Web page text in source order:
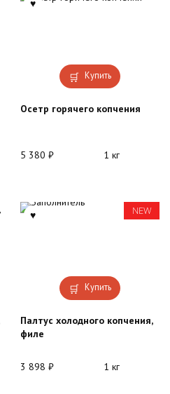
Купить
Осетр горячего копчения
5 380 ₽ 1 кг
NEW
Купить
Палтус холодного копчения,
филе
3 898 ₽ 1 кг